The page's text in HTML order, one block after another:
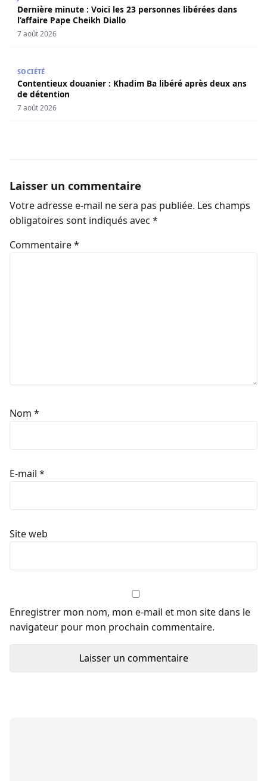
Dernière minute : Voici les 23 personnes libérées dans
l’affaire Pape Cheikh Diallo
7 août 2026
SOCIÉTÉ
Contentieux douanier : Khadim Ba libéré après deux ans
de détention
7 août 2026
Laisser un commentaire
Votre adresse e-mail ne sera pas publiée. Les champs
obligatoires sont indiqués avec *
Commentaire*
Nom *
E-mail *
Site web
Enregistrer mon nom, mon e-mail et mon site dans le
navigateur pour mon prochain commentaire.